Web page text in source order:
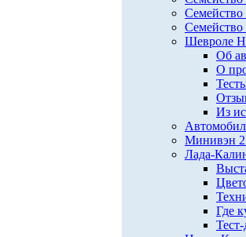
Шевроле
Об
О
Из
Минивэн
Лада-
Где